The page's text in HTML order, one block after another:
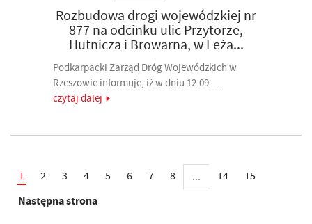
Rozbudowa drogi wojewódzkiej nr
877 na odcinku ulic Przytorze,
Hutnicza i Browarna, w Leża...
Podkarpacki Zarząd Dróg Wojewódzkich w
Rzeszowie informuje, iż w dniu 12.09....
czytaj dalej
1 2 3 4 5 6 7 8 ... 14 15
Następna strona